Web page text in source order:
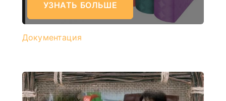
УЗНАТЬ БОЛЬШЕ
Документация